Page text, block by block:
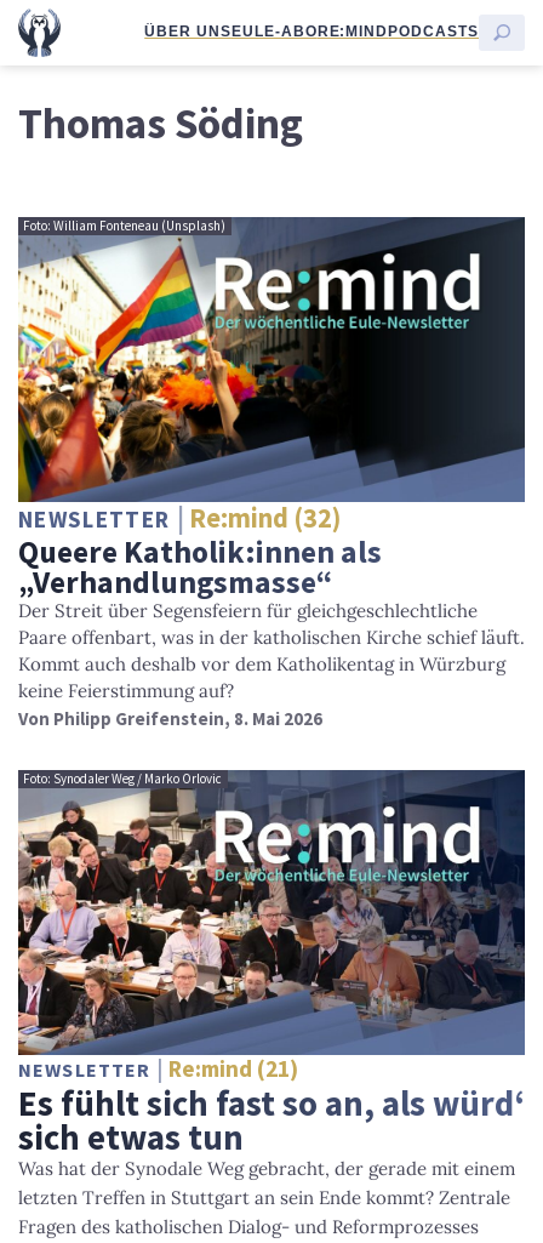
ÜBER UNSEULE-ABORE:MINDPODCASTS
Thomas Söding
Foto: William Fonteneau (Unsplash)
NEWSLETTER Re:mind (32)
Queere Katholik:innen als
„Verhandlungsmasse“
Der Streit über Segensfeiern für gleichgeschlechtliche
Paare offenbart, was in der katholischen Kirche schief läuft.
Kommt auch deshalb vor dem Katholikentag in Würzburg
keine Feierstimmung auf?
Von Philipp Greifenstein, 8. Mai 2026
Foto: Synodaler Weg / Marko Orlovic
NEWSLETTER Re:mind (21)
Es fühlt sich fast so an, als würd‘
sich etwas tun
Was hat der Synodale Weg gebracht, der gerade mit einem
letzten Treffen in Stuttgart an sein Ende kommt? Zentrale
Fragen des katholischen Dialog- und Reformprozesses